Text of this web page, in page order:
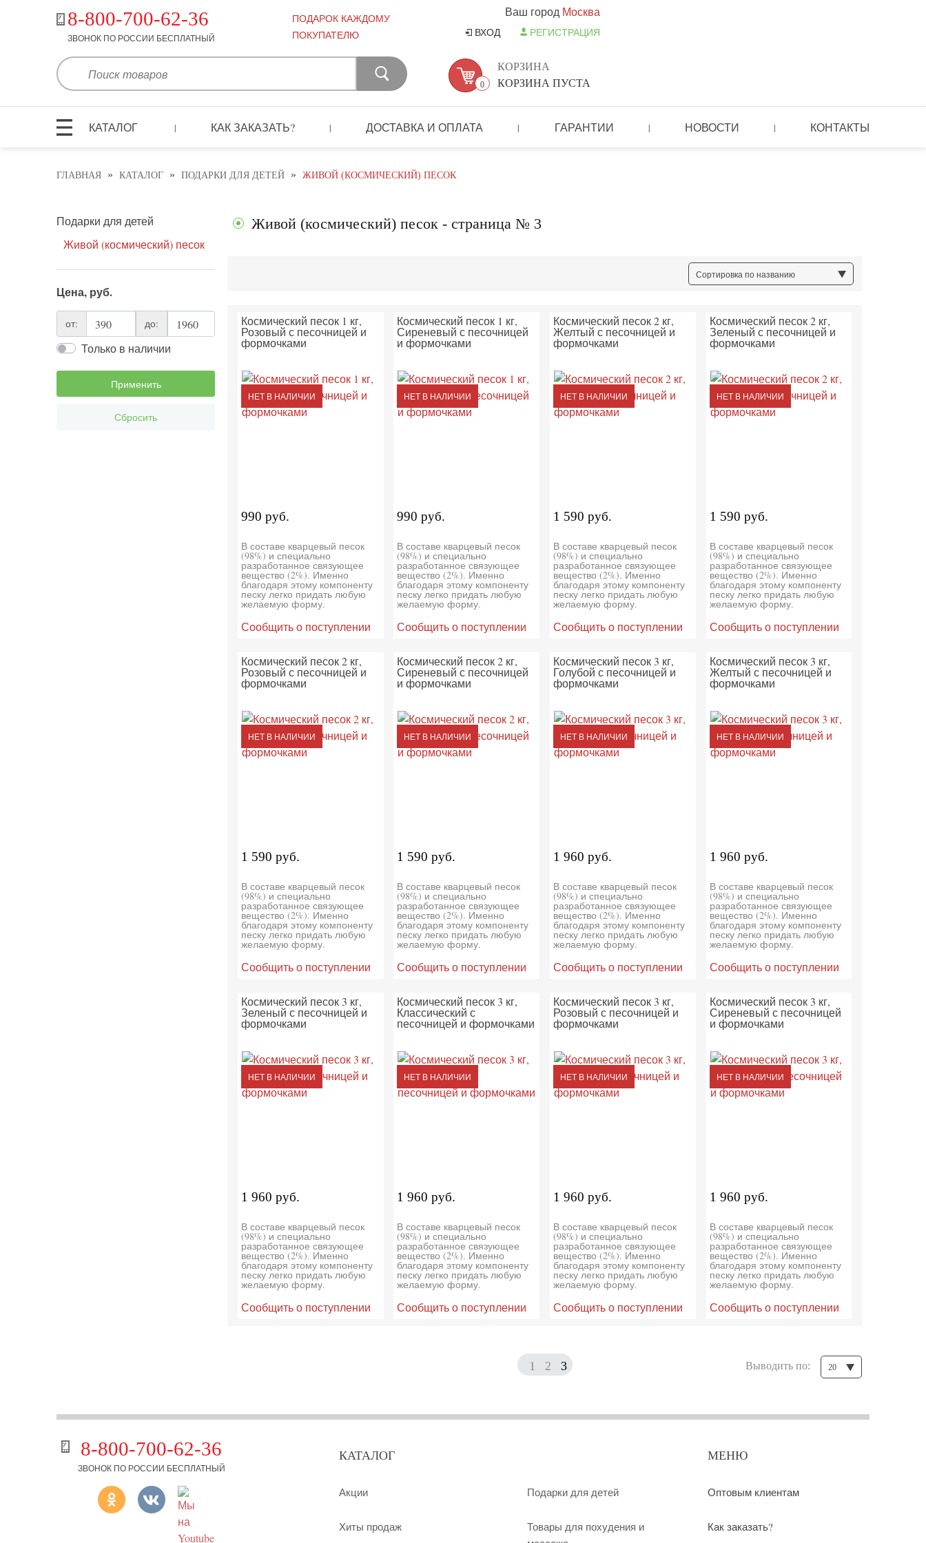
8-800-700-62-36
ЗВОНОК ПО РОССИИ БЕСПЛАТНЫЙ
ПОДАРОК КАЖДОМУ
ПОКУПАТЕЛЮ
Ваш город Москва
ВХОД РЕГИСТРАЦИЯ
0
КОРЗИНА
КОРЗИНА ПУСТА
КАТАЛОГ | КАК ЗАКАЗАТЬ? | ДОСТАВКА И ОПЛАТА | ГАРАНТИИ | НОВОСТИ | КОНТАКТЫ
ГЛАВНАЯ » КАТАЛОГ » ПОДАРКИ ДЛЯ ДЕТЕЙ » ЖИВОЙ (КОСМИЧЕСКИЙ) ПЕСОК
Подарки для детей
Живой (космический) песок
Цена, руб.
от: до:
Только в наличии
Применить
Сбросить
Живой (космический) песок - страница № 3
Сортировка по названию
Космический песок 1 кг,
Розовый с песочницей и
формочками
НЕТ В НАЛИЧИИ
990 руб.
В составе кварцевый песок
(98%) и специально
разработанное связующее
вещество (2%). Именно
благодаря этому компоненту
песку легко придать любую
желаемую форму.
Сообщить о поступлении
Космический песок 1 кг,
Сиреневый с песочницей
и формочками
НЕТ В НАЛИЧИИ
990 руб.
В составе кварцевый песок
(98%) и специально
разработанное связующее
вещество (2%). Именно
благодаря этому компоненту
песку легко придать любую
желаемую форму.
Сообщить о поступлении
Космический песок 2 кг,
Желтый с песочницей и
формочками
НЕТ В НАЛИЧИИ
1 590 руб.
В составе кварцевый песок
(98%) и специально
разработанное связующее
вещество (2%). Именно
благодаря этому компоненту
песку легко придать любую
желаемую форму.
Сообщить о поступлении
Космический песок 2 кг,
Зеленый с песочницей и
формочками
НЕТ В НАЛИЧИИ
1 590 руб.
В составе кварцевый песок
(98%) и специально
разработанное связующее
вещество (2%). Именно
благодаря этому компоненту
песку легко придать любую
желаемую форму.
Сообщить о поступлении
Космический песок 2 кг,
Розовый с песочницей и
формочками
НЕТ В НАЛИЧИИ
1 590 руб.
В составе кварцевый песок
(98%) и специально
разработанное связующее
вещество (2%). Именно
благодаря этому компоненту
песку легко придать любую
желаемую форму.
Сообщить о поступлении
Космический песок 2 кг,
Сиреневый с песочницей
и формочками
НЕТ В НАЛИЧИИ
1 590 руб.
В составе кварцевый песок
(98%) и специально
разработанное связующее
вещество (2%). Именно
благодаря этому компоненту
песку легко придать любую
желаемую форму.
Сообщить о поступлении
Космический песок 3 кг,
Голубой с песочницей и
формочками
НЕТ В НАЛИЧИИ
1 960 руб.
В составе кварцевый песок
(98%) и специально
разработанное связующее
вещество (2%). Именно
благодаря этому компоненту
песку легко придать любую
желаемую форму.
Сообщить о поступлении
Космический песок 3 кг,
Желтый с песочницей и
формочками
НЕТ В НАЛИЧИИ
1 960 руб.
В составе кварцевый песок
(98%) и специально
разработанное связующее
вещество (2%). Именно
благодаря этому компоненту
песку легко придать любую
желаемую форму.
Сообщить о поступлении
Космический песок 3 кг,
Зеленый с песочницей и
формочками
НЕТ В НАЛИЧИИ
1 960 руб.
В составе кварцевый песок
(98%) и специально
разработанное связующее
вещество (2%). Именно
благодаря этому компоненту
песку легко придать любую
желаемую форму.
Сообщить о поступлении
Космический песок 3 кг,
Классический с
песочницей и формочками
НЕТ В НАЛИЧИИ
1 960 руб.
В составе кварцевый песок
(98%) и специально
разработанное связующее
вещество (2%). Именно
благодаря этому компоненту
песку легко придать любую
желаемую форму.
Сообщить о поступлении
Космический песок 3 кг,
Розовый с песочницей и
формочками
НЕТ В НАЛИЧИИ
1 960 руб.
В составе кварцевый песок
(98%) и специально
разработанное связующее
вещество (2%). Именно
благодаря этому компоненту
песку легко придать любую
желаемую форму.
Сообщить о поступлении
Космический песок 3 кг,
Сиреневый с песочницей
и формочками
НЕТ В НАЛИЧИИ
1 960 руб.
В составе кварцевый песок
(98%) и специально
разработанное связующее
вещество (2%). Именно
благодаря этому компоненту
песку легко придать любую
желаемую форму.
Сообщить о поступлении
1 2 3 Выводить по: 20
8-800-700-62-36
ЗВОНОК ПО РОССИИ БЕСПЛАТНЫЙ
КАТАЛОГ
Акции
Хиты продаж
Подарки для детей
Товары для похудения и
МЕНЮ
Оптовым клиентам
Как заказать?